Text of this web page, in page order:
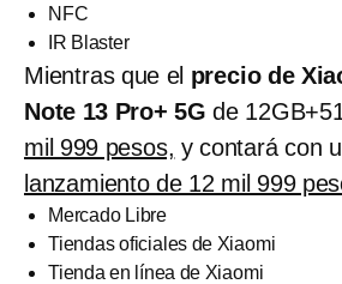
NFC
IR Blaster
Mientras que el precio de
Note 13 Pro+ 5Gde
mil 999 pesos, y contará con
lanzamiento de 12 mil 999
Mercado Libre
Tiendas oficiales de Xiaomi
Tienda en línea de Xiaomi